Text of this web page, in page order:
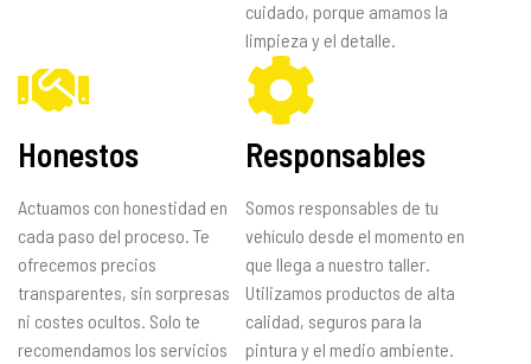
cuidado, porque amamos la
limpieza y el detalle.
Honestos
Actuamos con honestidad en
cada paso del proceso. Te
ofrecemos precios
transparentes, sin sorpresas
ni costes ocultos. Solo te
recomendamos los servicios
Responsables
Somos responsables de tu
vehículo desde el momento en
que llega a nuestro taller.
Utilizamos productos de alta
calidad, seguros para la
pintura y el medio ambiente.